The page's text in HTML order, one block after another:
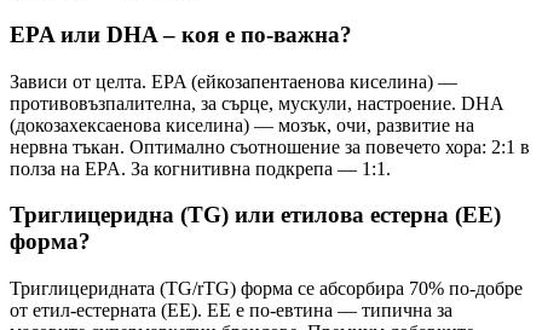
EPA или DHA – коя е по-важна?
Зависи от целта. EPA (ейкозапентаенова киселина) —
противовъзпалителна, за сърце, мускули, настроение. DHA
(докозахексаенова киселина) — мозък, очи, развитие на
нервна тъкан. Оптимално съотношение за повечето хора: 2:1 в
полза на EPA. За когнитивна подкрепа — 1:1.
Триглицеридна (TG) или етилова естерна (EE)
форма?
Триглицеридната (TG/rTG) форма се абсорбира 70% по-добре
от етил-естерната (EE). EE е по-евтина — типична за